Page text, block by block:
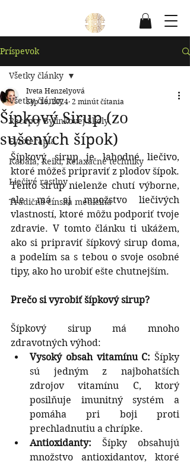
Príspevok
Všetky články
Recepty Bylinkovej Školy
Fytoterapia
Kabala, Reiki, Relaxačné techniky
Liečivé rastlny
Tradičná čínska medicína
Všetky články
Šípkový Sirup (zo
sušených šípok)
Iveta Henzelyová
Sep 16, 2024 2 minút čítania
Šípkový sirup je lahodné liečivo,
ktoré môžeš pripraviť z plodov šípok.
Tento sirup nielenže chutí výborne,
ale má aj množstvo liečivých
vlastností, ktoré môžu podporiť tvoje
zdravie. V tomto článku ti ukážem,
ako si pripraviť šípkový sirup doma,
a podelím sa s tebou o svoje osobné
tipy, ako ho urobiť ešte chutnejším.
Prečo si vyrobiť šípkový sirup?
Šípkový sirup má mnoho
zdravotných výhod:
Vysoký obsah vitamínu C: Šípky
sú jedným z najbohatších
zdrojov vitamínu C, ktorý
posilňuje imunitný systém a
pomáha pri boji proti
prechladnutiu a chrípke.
Antioxidanty: Šípky obsahujú
množstvo antioxidantov, ktoré